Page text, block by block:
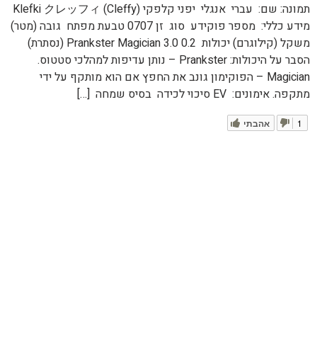
תמונה: שם: עברי אנגלי יפני קלפקי Klefki クレッフィ (Cleffy)
מידע כללי: מספר פוקידע סוג זן 0707 טבעת מפתח גובה (מטר)
משקל (קילוגרם) יכולות 0.2 3.0 Prankster Magician (נסתרת)
הסבר על היכולות: Prankster – נותן עדיפות למהלכי סטטוס.
Magician – הפוקימון גונב את החפץ אם הוא מותקף על ידי
מתקפה. אימונים: EV סיכוי לכידה בסיס שמחה […]
אהבתי 1